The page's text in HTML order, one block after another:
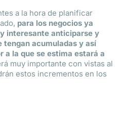
a la hora de planificar
para los negocios ya
interesante anticiparse y
tengan acumuladas y así
a la que se estima estará a
muy importante con vistas al
estos incrementos en los